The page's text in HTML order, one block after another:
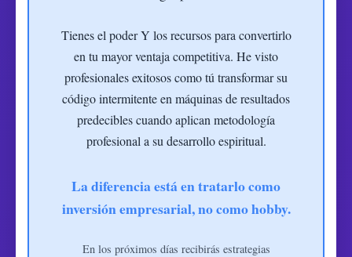
Tienes el poder Y los recursos para convertirlo
en tu mayor ventaja competitiva. He visto
profesionales exitosos como tú transformar su
código intermitente en máquinas de resultados
predecibles cuando aplican metodología
profesional a su desarrollo espiritual.
La diferencia está en tratarlo como
inversión empresarial, no como hobby.
En los próximos días recibirás estrategias